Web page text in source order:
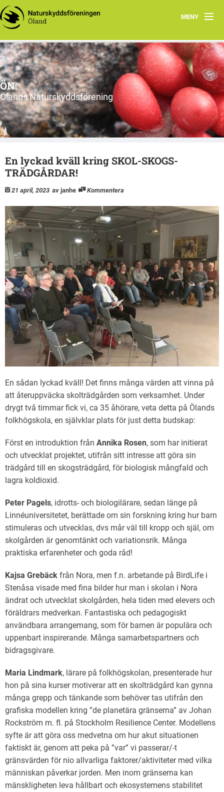
MENY
Hem
Om ÖN
Aktiviteter
ÖN tycker
Natur- och miljöorganisationer på Öland
ÖN
Ölands Naturskyddsförening
En lyckad kväll kring SKOL-SKOGS-
TRÄDGÅRDAR!
21 april, 2023 av janhe Kommentera
En sådan lyckad kväll! Det finns många värden att vinna på
att återuppväcka skolträdgården som verksamhet. Under
drygt två timmar fick vi, ca 35 åhörare, veta detta på Ölands
folkhögskola, en självklar plats för just detta budskap:
Först en introduktion från Annika Rosen, som har initierat
och utvecklat projektet, utifrån sitt intresse att göra sin
trädgård till en skogsträdgård, för biologisk mångfald och
lagra koldioxid.
Peter Pagels, idrotts- och biologilärare, sedan länge på
Linnéuniversitetet, berättade om sin forskning kring hur barn
stimuleras och utvecklas, dvs mår väl till kropp och själ, om
skolgården är genomtänkt och variationsrik. Många
praktiska erfarenheter och goda råd!
Kajsa Grebäck från Nora, men f.n. arbetande på BirdLife i
Stenåsa visade med fina bilder hur man i skolan i Nora
ändrat och utvecklat skolgården, hela tiden med elevers och
föräldrars medverkan. Fantastiska och pedagogiskt
användbara arrangemang, som för barnen är populära och
uppenbart inspirerande. Många samarbetspartners och
bidragsgivare.
Maria Lindmark, lärare på folkhögskolan, presenterade hur
hon på sina kurser motiverar att en skolträdgård kan gynna
många grepp och tänkande som behöver tas utifrån den
grafiska modellen kring ”de planetära gränserna” av Johan
Rockström m. fl. på Stockholm Resilience Center. Modellens
syfte är att göra oss medvetna om hur akut situationen
faktiskt är, genom att peka på ”var” vi passerar/-t
gränsvärden för nio allvarliga faktorer/aktiviteter med vilka
människan påverkar jorden. Men inom gränserna kan
mänskligheten leva hållbart och ekosystemens stabilitet